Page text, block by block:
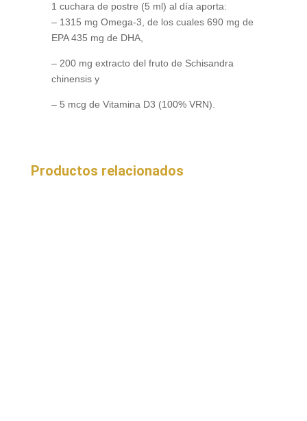
1 cuchara de postre (5 ml) al día aporta:
– 1315 mg Omega-3, de los cuales 690 mg de
EPA 435 mg de DHA,
– 200 mg extracto del fruto de Schisandra
chinensis y
– 5 mcg de Vitamina D3 (100% VRN).
Productos relacionados